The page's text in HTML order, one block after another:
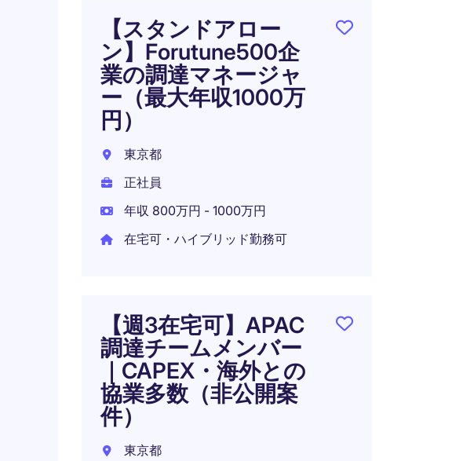
【スタンドアロー
ン】Forutune500企
業の調達マネージャ
ー（最大年収1000万
円）
東京都
正社員
年収 800万円 - 1000万円
在宅可・ハイブリッド勤務可
【週3在宅可】APAC
調達チームメンバー
｜CAPEX・海外との
協業多数（非公開案
件）
東京都